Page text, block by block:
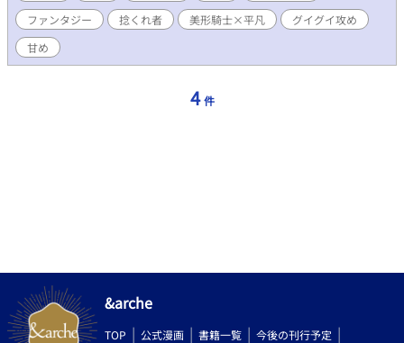
ファンタジー
捻くれ者 美形騎士×平凡
グイグイ攻め
甘め
4 件
&arche
TOP 公式漫画 書籍一覧 今後の刊行予定